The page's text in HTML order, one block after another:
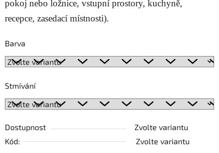
pokoj nebo ložnice, vstupní prostory, kuchyně,
recepce, zasedací místnosti).
Barva
Stmívání
Dostupnost
Zvolte variantu
Kód:
Zvolte variantu